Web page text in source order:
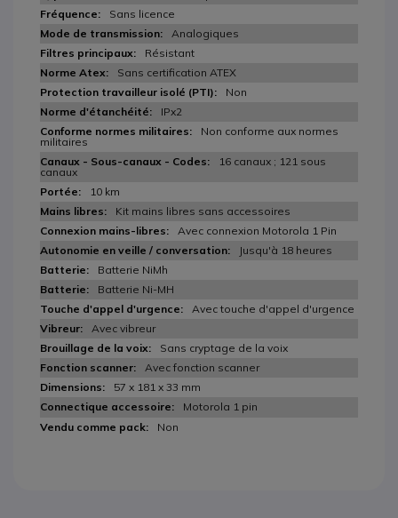
Sans licence
Analogiques
Résistant
Sans certification ATEX
Non
IPx2
Non conforme aux normes
militaires
16 canaux ; 121 sous
canaux
10 km
Kit mains libres sans accessoires
Avec connexion Motorola 1 Pin
Jusqu'à 18 heures
Batterie NiMh
Batterie Ni-MH
Avec touche d'appel d'urgence
Avec vibreur
Sans cryptage de la voix
Avec fonction scanner
57 x 181 x 33 mm
Motorola 1 pin
Non